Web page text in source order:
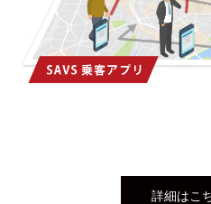
詳細はこ